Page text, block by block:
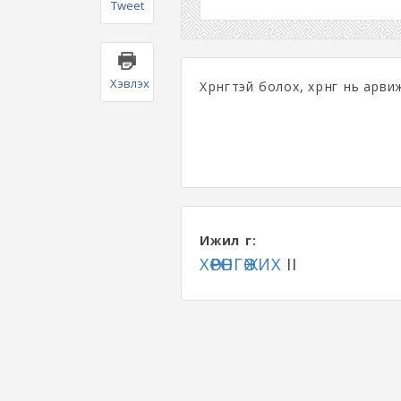
Tweet
Хэвлэх Хөрөнгөтэй болох, хөрөнгө нь
Ижил үг:
ХӨРӨНГӨЖИХ II